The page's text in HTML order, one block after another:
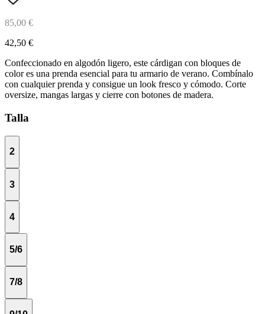
85,00 €
42,50 €
Confeccionado en algodón ligero, este cárdigan con bloques de
color es una prenda esencial para tu armario de verano. Combínalo
con cualquier prenda y consigue un look fresco y cómodo. Corte
oversize, mangas largas y cierre con botones de madera.
Talla
2
3
4
5/6
7/8